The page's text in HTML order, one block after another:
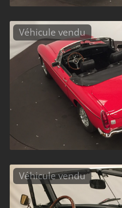
Véhicule vendu
Véhicule vendu